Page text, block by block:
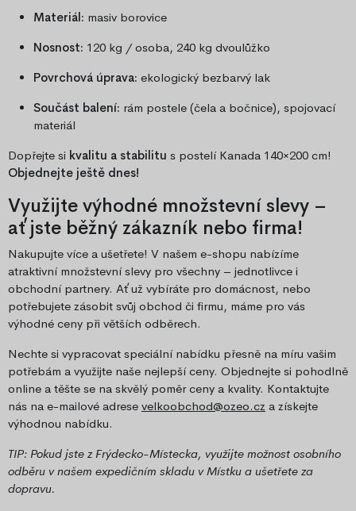
Materiál: masiv borovice
Nosnost: 120 kg / osoba, 240 kg dvoulůžko
Povrchová úprava: ekologický bezbarvý lak
Součást balení: rám postele (čela a bočnice), spojovací
materiál
Dopřejte si kvalitu a stabilitu s postelí Kanada 140×200 cm!
Objednejte ještě dnes!
Využijte výhodné množstevní slevy –
ať jste běžný zákazník nebo firma!
Nakupujte více a ušetřete! V našem e-shopu nabízíme
atraktivní množstevní slevy pro všechny – jednotlivce i
obchodní partnery. Ať už vybíráte pro domácnost, nebo
potřebujete zásobit svůj obchod či firmu, máme pro vás
výhodné ceny při větších odběrech.
Nechte si vypracovat speciální nabídku přesně na míru vašim
potřebám a využijte naše nejlepší ceny. Objednejte si pohodlně
online a těšte se na skvělý poměr ceny a kvality. Kontaktujte
nás na e-mailové adrese velkoobchod@ozeo.cz a získejte
výhodnou nabídku.
TIP: Pokud jste z Frýdecko-Místecka, využijte možnost osobního
odběru v našem expedičním skladu v Místku a ušetřete za
dopravu.